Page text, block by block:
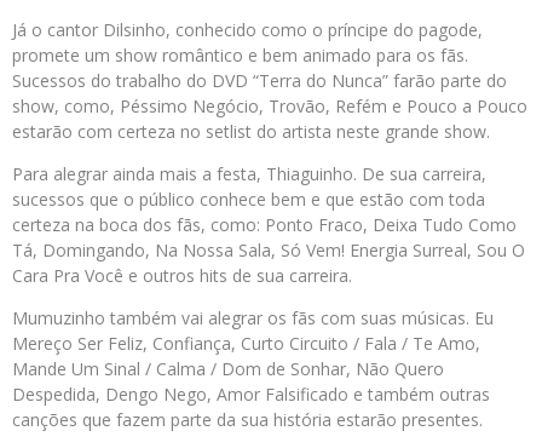
Já o cantor Dilsinho, conhecido como o príncipe do pagode,
promete um show romântico e bem animado para os fãs.
Sucessos do trabalho do DVD “Terra do Nunca” farão parte do
show, como, Péssimo Negócio, Trovão, Refém e Pouco a Pouco
estarão com certeza no setlist do artista neste grande show.
Para alegrar ainda mais a festa, Thiaguinho. De sua carreira,
sucessos que o público conhece bem e que estão com toda
certeza na boca dos fãs, como: Ponto Fraco, Deixa Tudo Como
Tá, Domingando, Na Nossa Sala, Só Vem! Energia Surreal, Sou O
Cara Pra Você e outros hits de sua carreira.
Mumuzinho também vai alegrar os fãs com suas músicas. Eu
Mereço Ser Feliz, Confiança, Curto Circuito / Fala / Te Amo,
Mande Um Sinal / Calma / Dom de Sonhar, Não Quero
Despedida, Dengo Nego, Amor Falsificado e também outras
canções que fazem parte da sua história estarão presentes.